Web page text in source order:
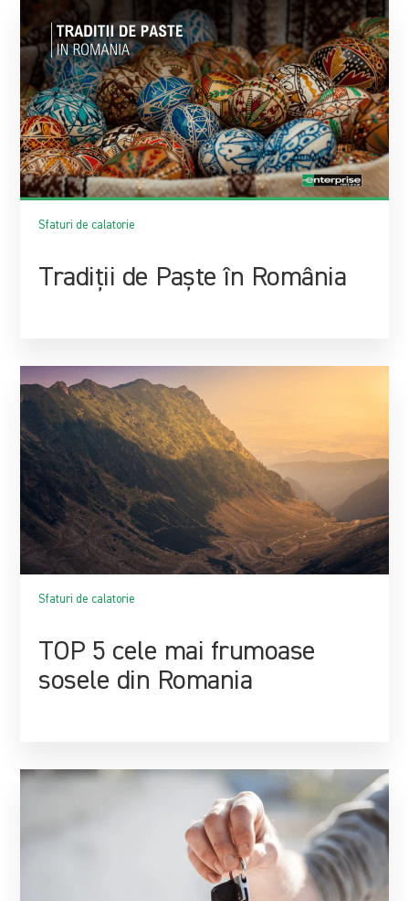
Sfaturi de calatorie
Tradiții de Paște în România
Sfaturi de calatorie
TOP 5 cele mai frumoase
sosele din Romania